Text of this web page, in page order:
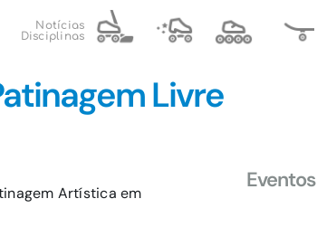
Notícias
Disciplinas
Livre
Artística em
Eventos